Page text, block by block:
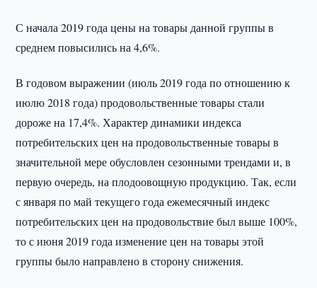
С начала 2019 года цены на товары данной группы в
среднем повысились на 4,6%.
В годовом выражении (июль 2019 года по отношению к
июлю 2018 года) продовольственные товары стали
дороже на 17,4%. Характер динамики индекса
потребительских цен на продовольственные товары в
значительной мере обусловлен сезонными трендами и, в
первую очередь, на плодоовощную продукцию. Так, если
с января по май текущего года ежемесячный индекс
потребительских цен на продовольствие был выше 100%,
то с июня 2019 года изменение цен на товары этой
группы было направлено в сторону снижения.